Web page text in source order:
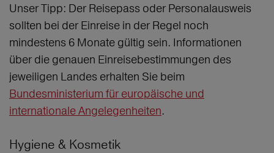
Unser Tipp: Der Reisepass oder Personalausweis
sollten bei der Einreise in der Regel noch
mindestens 6 Monate gültig sein. Informationen
über die genauen Einreisebestimmungen des
jeweiligen Landes erhalten Sie beim
Bundesministerium für europäische und
internationale Angelegenheiten.
Hygiene & Kosmetik